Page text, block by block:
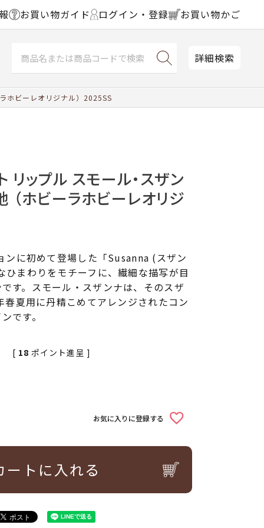
お買い物ガイド ログイン・登録 お買い物かご
詳細検索
ホビーレオリジナル）2025SS
リップル スモール・スザン
（ホビーラホビーレオリジ
ンに初めて登場した「Susanna (スザン
ひまわりをモチーフに、繊細な描写が目
す。スモール・スザンナは、そのスザ
春夏用に丹精こめてアレンジされたコン
です。
[ 18 ポイント進呈 ]
お気に入りに登録する
ートに入れる